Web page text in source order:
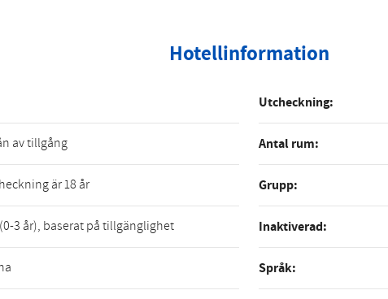
Hotellinformation
Utcheckning:
av tillgång Antal rum:
är 18 år Grupp:
3 år), baserat på tillgänglighet Inaktiverad:
Språk: